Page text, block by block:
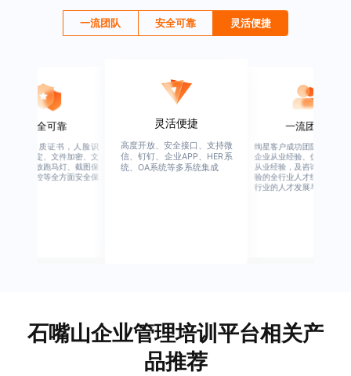
一流团队 安全可靠 灵活便捷
安全可靠
业权威资质证书，人脸识
、设备绑定、文件加密、文
水印、播放跑马灯、截图保
、权限管控等全方面安全保
灵活便捷
高度开放、安全接口、支持微
信、钉钉、企业APP、HER系
统、OA系统等多系统集成
一流团队
绚星客户成功团队，由有多
企业从业经验、优秀培训机
从业经验，及咨询公司从业
验的全行业人才组成，涉猎
行业的人才发展与培养模块
石嘴山企业管理培训平台相关产
品推荐